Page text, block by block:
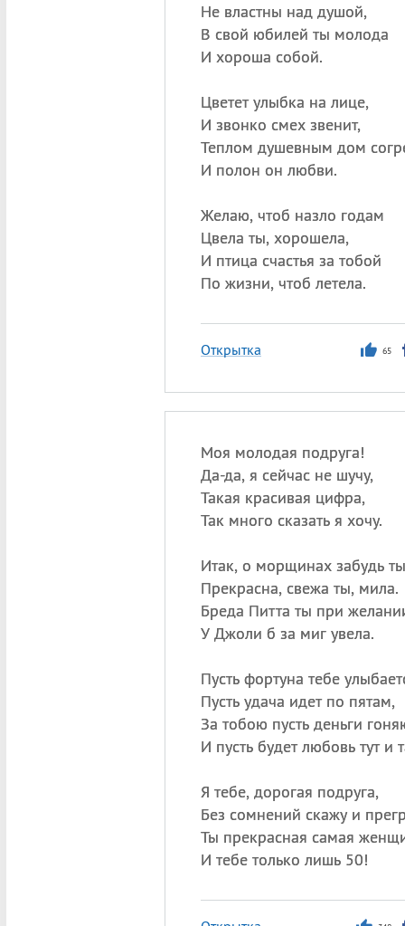
Не властны над душой,
В свой юбилей ты молода
И хороша собой.
Цветет улыбка на лице,
И звонко смех звенит,
Теплом душевным дом
И полон он любви.
Желаю, чтоб назло годам
Цвела ты, хорошела,
И птица счастья за тобой
По жизни, чтоб летела.
Открытка 65
Моя молодая подруга!
Да-да, я сейчас не шучу,
Такая красивая цифра,
Так много сказать я хочу.
Итак, о морщинах забудь
Прекрасна, свежа ты, мила.
Бреда Питта ты при
У Джоли б за миг увела.
Пусть фортуна тебе
Пусть удача идет по пятам,
За тобою пусть деньги
И пусть будет любовь тут и
Я тебе, дорогая подруга,
Без сомнений скажу и
Ты прекрасная самая
И тебе только лишь 50!